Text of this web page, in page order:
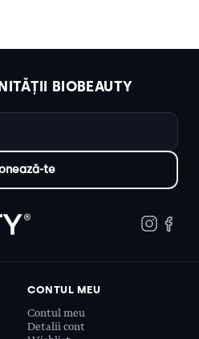
BIOBEAUTY
CONTUL MEU
Contul meu
Detalii cont